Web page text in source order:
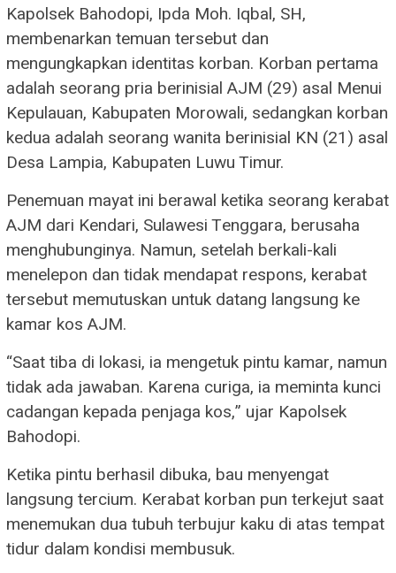
Kapolsek Bahodopi, Ipda Moh. Iqbal, SH,
membenarkan temuan tersebut dan
mengungkapkan identitas korban. Korban pertama
adalah seorang pria berinisial AJM (29) asal Menui
Kepulauan, Kabupaten Morowali, sedangkan korban
kedua adalah seorang wanita berinisial KN (21) asal
Desa Lampia, Kabupaten Luwu Timur.
Penemuan mayat ini berawal ketika seorang kerabat
AJM dari Kendari, Sulawesi Tenggara, berusaha
menghubunginya. Namun, setelah berkali-kali
menelepon dan tidak mendapat respons, kerabat
tersebut memutuskan untuk datang langsung ke
kamar kos AJM.
“Saat tiba di lokasi, ia mengetuk pintu kamar, namun
tidak ada jawaban. Karena curiga, ia meminta kunci
cadangan kepada penjaga kos,” ujar Kapolsek
Bahodopi.
Ketika pintu berhasil dibuka, bau menyengat
langsung tercium. Kerabat korban pun terkejut saat
menemukan dua tubuh terbujur kaku di atas tempat
tidur dalam kondisi membusuk.